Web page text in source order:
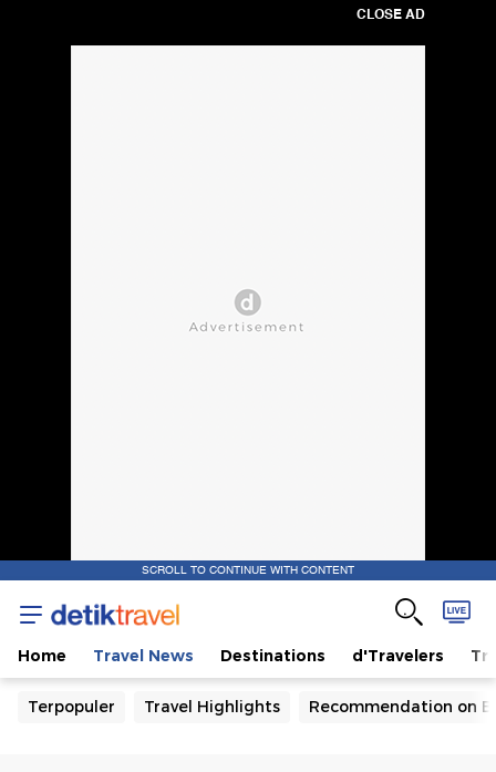
CLOSE AD
SCROLL TO CONTINUE WITH CONTENT
Home Travel News Destinations d'Travelers
Terpopuler Travel Highlights Recommendation on